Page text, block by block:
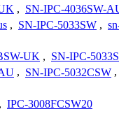
, SN-IPC-4036SW-
, SN-IPC-5033SW ,
UK , SN-IPC-
, SN-IPC-5032CSW ,
, IPC-3008FCSW20